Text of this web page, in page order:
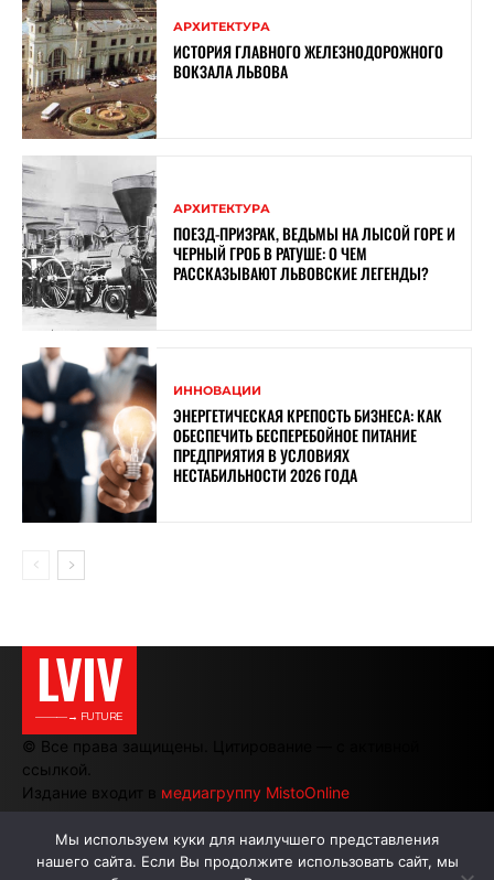
АРХИТЕКТУРА
ИСТОРИЯ ГЛАВНОГО ЖЕЛЕЗНОДОРОЖНОГО
ВОКЗАЛА ЛЬВОВА
АРХИТЕКТУРА
ПОЕЗД-ПРИЗРАК, ВЕДЬМЫ НА ЛЫСОЙ ГОРЕ И
ЧЕРНЫЙ ГРОБ В РАТУШЕ: О ЧЕМ
РАССКАЗЫВАЮТ ЛЬВОВСКИЕ ЛЕГЕНДЫ?
ИННОВАЦИИ
ЭНЕРГЕТИЧЕСКАЯ КРЕПОСТЬ БИЗНЕСА: КАК
ОБЕСПЕЧИТЬ БЕСПЕРЕБОЙНОЕ ПИТАНИЕ
ПРЕДПРИЯТИЯ В УСЛОВИЯХ
НЕСТАБИЛЬНОСТИ 2026 ГОДА
LVIV
———→ FUTURE
© Все права защищены. Цитирование — с активной
ссылкой.
Издание входит в медиагруппу MistoOnline
АВТОРЫ РЕКЛАМА НА САЙТЕ
Мы используем куки для наилучшего представления
нашего сайта. Если Вы продолжите использовать сайт, мы